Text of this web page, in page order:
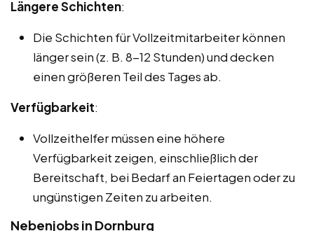
Längere Schichten:
Die Schichten für Vollzeitmitarbeiter können
länger sein (z. B. 8-12 Stunden) und decken
einen größeren Teil des Tages ab.
Verfügbarkeit:
Vollzeithelfer müssen eine höhere
Verfügbarkeit zeigen, einschließlich der
Bereitschaft, bei Bedarf an Feiertagen oder zu
ungünstigen Zeiten zu arbeiten.
Nebenjobs in Dornburg